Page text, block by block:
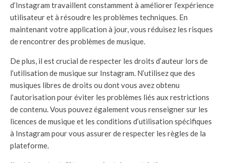
d’Instagram travaillent constamment à améliorer l’expérience
utilisateur et à résoudre les problèmes techniques. En
maintenant votre application à jour, vous réduisez les risques
de rencontrer des problèmes de musique.
De plus, il est crucial de respecter les droits d’auteur lors de
l’utilisation de musique sur Instagram. N’utilisez que des
musiques libres de droits ou dont vous avez obtenu
l’autorisation pour éviter les problèmes liés aux restrictions
de contenu. Vous pouvez également vous renseigner sur les
licences de musique et les conditions d’utilisation spécifiques
à Instagram pour vous assurer de respecter les règles de la
plateforme.